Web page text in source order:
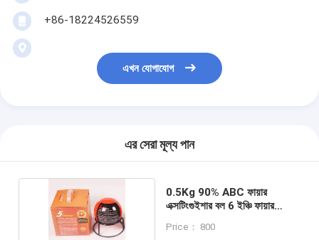
+86-18224526559
এখন যোগাযোগ
এর সেরা মূল্য পান
0.5Kg 90% ABC ফায়ার
এক্সটিংগুইশার বল 6 ইঞ্চি ফায়ার
Price： 800